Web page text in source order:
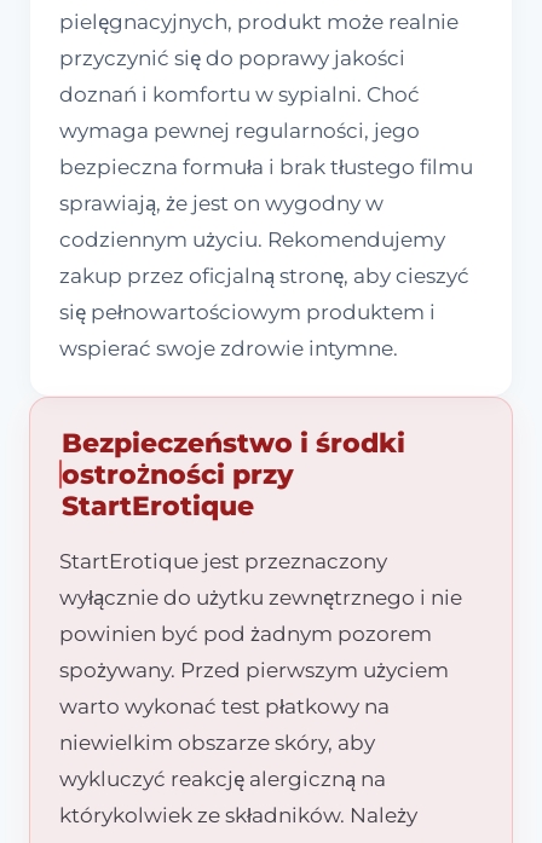
pielęgnacyjnych, produkt może realnie
przyczynić się do poprawy jakości
doznań i komfortu w sypialni. Choć
wymaga pewnej regularności, jego
bezpieczna formuła i brak tłustego filmu
sprawiają, że jest on wygodny w
codziennym użyciu. Rekomendujemy
zakup przez oficjalną stronę, aby cieszyć
się pełnowartościowym produktem i
wspierać swoje zdrowie intymne.
Bezpieczeństwo i środki
ostrożności przy
StartErotique
StartErotique jest przeznaczony
wyłącznie do użytku zewnętrznego i nie
powinien być pod żadnym pozorem
spożywany. Przed pierwszym użyciem
warto wykonać test płatkowy na
niewielkim obszarze skóry, aby
wykluczyć reakcję alergiczną na
którykolwiek ze składników. Należy